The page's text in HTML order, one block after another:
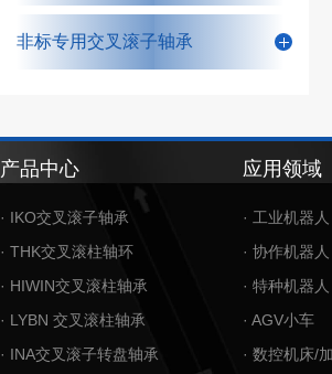
非标专用交叉滚子轴承
产品中心
· IKO交叉滚子轴承
· THK交叉滚柱轴环
· HIWIN交叉滚柱轴承
· LYBN 交叉滚柱轴承
· INA交叉滚子转盘轴承
应用领域
· 工业机器人
· 协作机器人
· 特种机器人
· AGV小车
· 数控机床/